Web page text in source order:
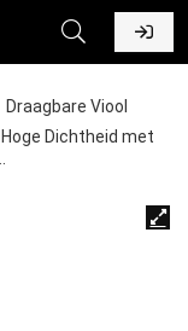
Draagbare Viool
Dichtheid met